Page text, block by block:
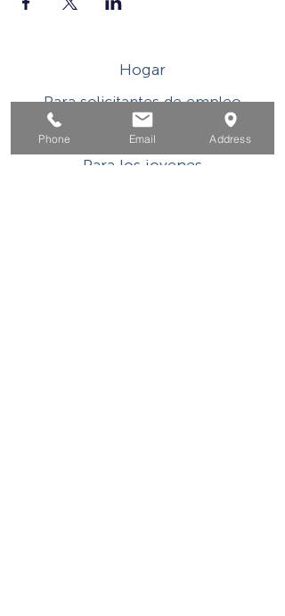
Hogar
Para solicitantes de empleo
Por negocios
Para los jovenes
Phone Email Address